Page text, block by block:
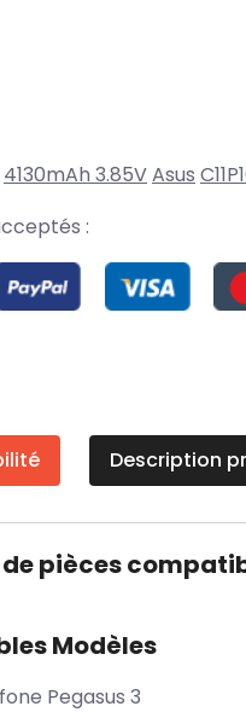
4130mAh 3.85VAsus
:
Description
pièces
Modèles
Pegasus 3